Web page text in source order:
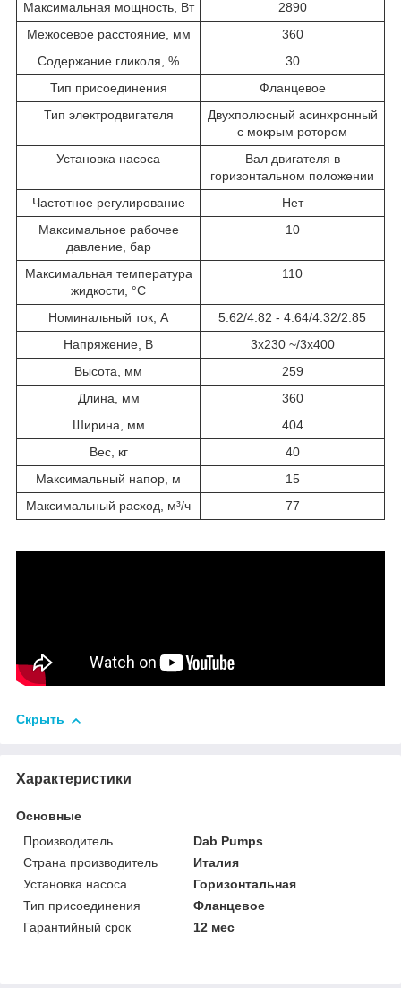
Максимальная мощность, Вт
2890
Межосевое расстояние, мм
360
Содержание гликоля, %
30
Тип присоединения
Фланцевое
Тип электродвигателя
Двухполюсный асинхронный
с мокрым ротором
Установка насоса
Вал двигателя в
горизонтальном положении
Частотное регулирование
Нет
Максимальное рабочее
давление, бар
10
Максимальная температура
жидкости, °С
110
Номинальный ток, А
5.62/4.82 - 4.64/4.32/2.85
Напряжение, В
3x230 ~/3x400
Высота, мм
259
Длина, мм
360
Ширина, мм
404
Вес, кг
40
Максимальный напор, м
15
Максимальный расход, м³/ч
77
Скрыть
Характеристики
Основные
Производитель
Dab Pumps
Страна производитель
Италия
Установка насоса
Горизонтальная
Тип присоединения
Фланцевое
Гарантийный срок
12 мес